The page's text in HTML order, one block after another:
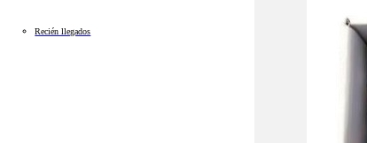
Recién llegados